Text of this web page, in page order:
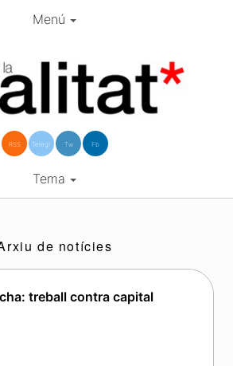
Menú
RSS Telegr Tw Fb
Tema
de notícies
treball contra capital